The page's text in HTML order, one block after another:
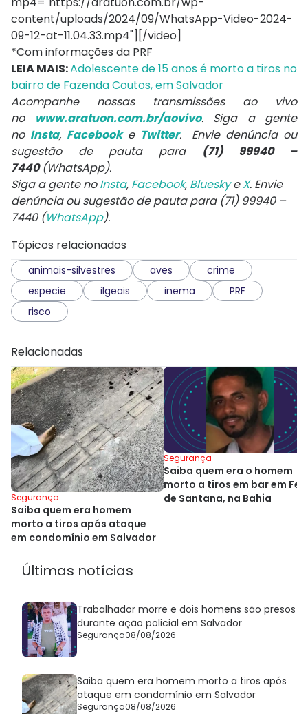
content/uploads/2024/09/WhatsApp-Video-2024-
09-12-at-11.04.33.mp4"][/video]
*Com informações da PRF
LEIA MAIS:Adolescente de 15 anos é morto a tiros no
bairro de Fazenda Coutos, em Salvador
Acompanhe nossas transmissões ao vivo
no
www.aratuon.com.br/aovivo. Siga a gente
no Insta, Facebooke Twitter. Envie denúncia ou
sugestão de pauta para
(71) 99940 –
7440(WhatsApp).
Siga a gente noInsta, Facebook, BlueskyeX. Envie
denúncia ou sugestão de pauta para (71) 99940 –
7440 (WhatsApp).
Tópicos relacionados
animais-silvestres aves
crime
especie
ilgeais inema
PRF
risco
Relacionadas
Segurança
Saiba quem era homem
morto a tiros após ataque
em condomínio em Salvador
Segurança
Saiba quem era o homem
morto a tiros em bar em
de Santana, na Bahia
Últimas notícias
Trabalhador morre e dois homens são presos
durante ação policial em Salvador
Segurança08/08/2026
Saiba quem era homem morto a tiros após
ataque em condomínio em Salvador
Segurança08/08/2026